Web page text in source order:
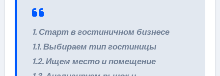
1. Старт в гостиничном бизнесе
1.1. Выбираем тип гостиницы
1.2. Ищем место и помещение